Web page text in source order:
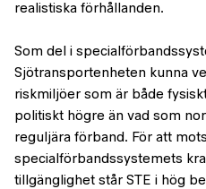
realistiska förhållanden.
Som del i
Sjötransportenheten kunna
riskmiljöer som är både
politiskt högre än vad som
reguljära förband. För att
specialförbandssystemets
tillgänglighet står STE i hög